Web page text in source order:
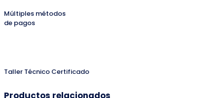
Múltiples métodos
de pagos
Taller Técnico Certificado
Productos relacionados